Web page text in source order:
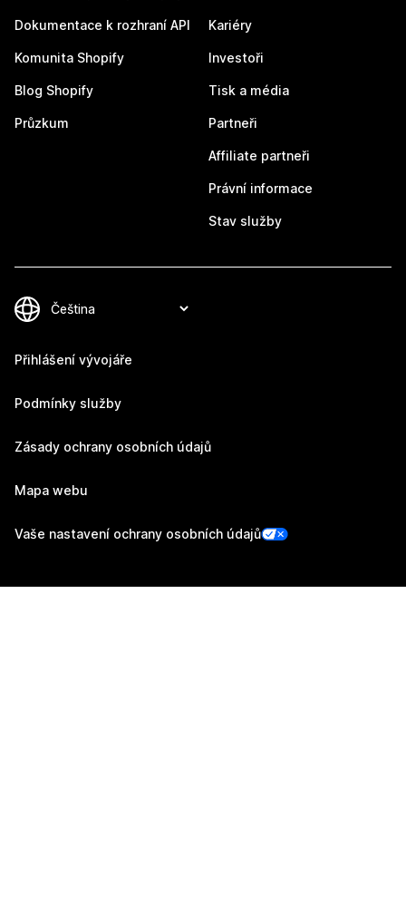
Dokumentace k rozhraní API
Komunita Shopify
Blog Shopify
Průzkum
Kariéry
Investoři
Tisk a média
Partneři
Affiliate partneři
Právní informace
Stav služby
Přihlášení vývojáře
Podmínky služby
Zásady ochrany osobních údajů
Mapa webu
Vaše nastavení ochrany osobních údajů